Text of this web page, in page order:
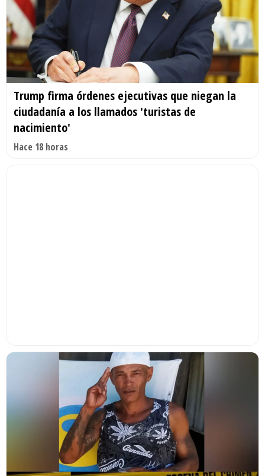
Trump firma órdenes ejecutivas que niegan la
ciudadanía a los llamados 'turistas de
nacimiento'
Hace 18 horas